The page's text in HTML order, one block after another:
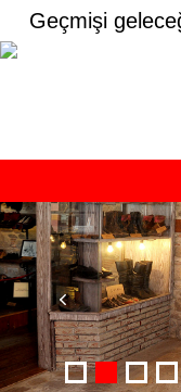
Geçmişi